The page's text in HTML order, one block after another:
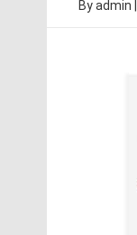
Byadmin